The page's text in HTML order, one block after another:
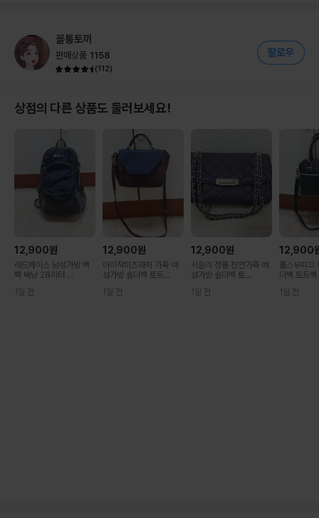
꼴통토끼
판매상품 1158
(112)
상점의 다른 상품도 둘러보세요!
12,900원
레드페이스 남성가방 백
팩 배낭 28리터 ...
1일 전
12,900원
아이작미즈라히 가죽 여
성가방 숄더백 토트...
1일 전
12,900원
시슬리 정품 천연가죽 여
성가방 숄더백 토...
1일 전
12,900
폴스부띠끄
더백 토트
1일 전